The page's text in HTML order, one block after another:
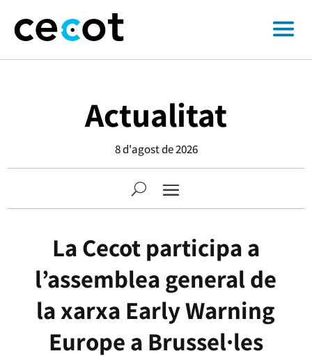
Actualitat
8 d'agost de 2026
La Cecot participa a
l’assemblea general de
la xarxa Early Warning
Europe a Brussel·les